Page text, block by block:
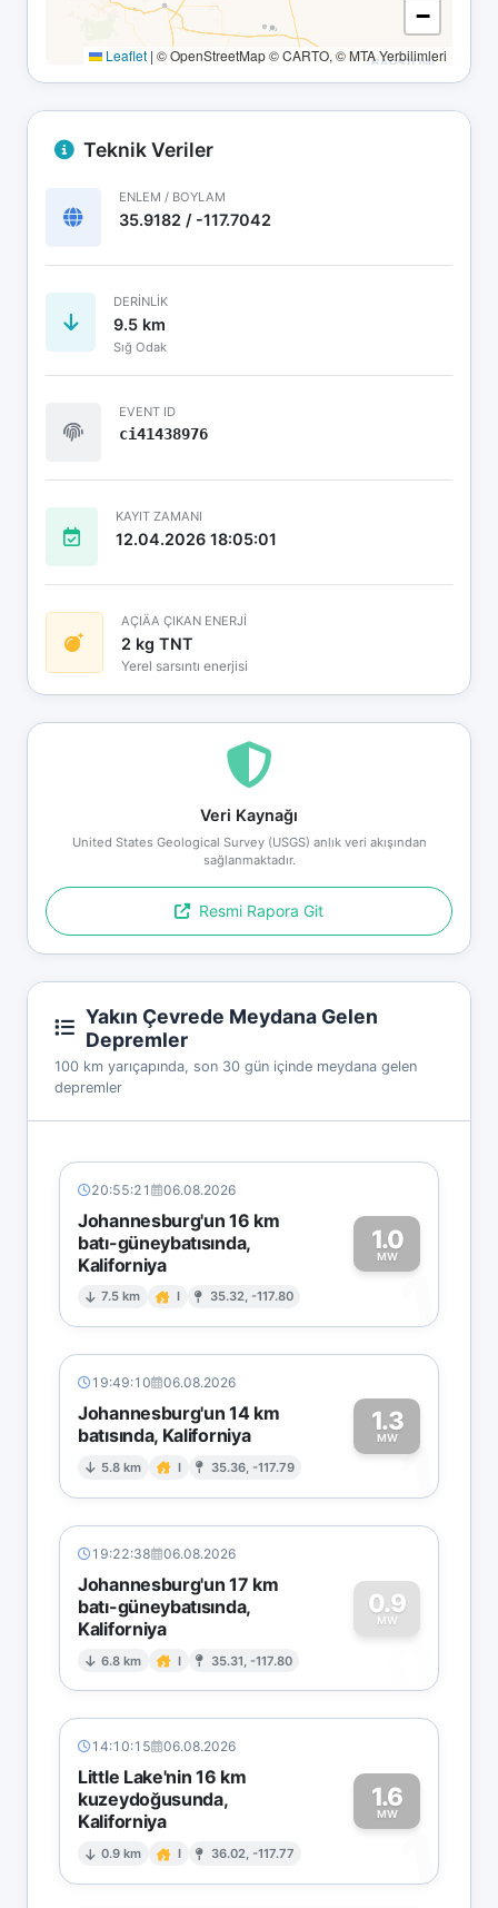
−
Leaflet | © OpenStreetMap © CARTO, © MTA Yerbilimleri
Teknik Veriler
ENLEM / BOYLAM
35.9182 / -117.7042
DERINLIK
9.5 km
Sığ Odak
EVENT ID
ci41438976
KAYIT ZAMANI
12.04.2026 18:05:01
AÇIÄA ÇIKAN ENERJİ
2 kg TNT
Yerel sarsıntı enerjisi
Veri Kaynağı
United States Geological Survey (USGS) anlık veri akışından
sağlanmaktadır.
Resmi Rapora Git
Yakın Çevrede Meydana Gelen
Depremler
100 km yarıçapında, son 30 gün içinde meydana gelen
depremler
20:55:21 06.08.2026
Johannesburg'un 16 km
batı-güneybatısında,
Kaliforniya
7.5 km I 35.32, -117.80
1.0
MW
1
19:49:10 06.08.2026
Johannesburg'un 14 km
batısında, Kaliforniya
5.8 km I 35.36, -117.79
1.3
MW1
19:22:38 06.08.2026
Johannesburg'un 17 km
batı-güneybatısında,
Kaliforniya
6.8 km I 35.31, -117.80
0.9
MW
0
14:10:15 06.08.2026
Little Lake'nin 16 km
kuzeydoğusunda,
Kaliforniya
0.9 km I 36.02, -117.77
1.6
MW
1